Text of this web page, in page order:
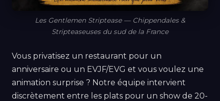
Les Gentlemen Striptease — Chippendales &
Stripteaseuses du sud de la France
Vous privatisez un restaurant pour un
anniversaire ou un EVJF/EVG et vous voulez une
animation surprise ? Notre équipe intervient
discrètement entre les plats pour un show de 20-